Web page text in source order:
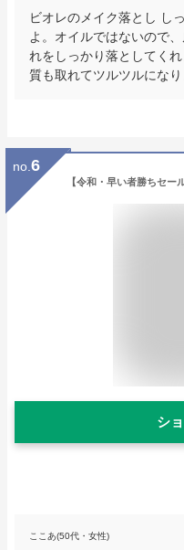
ビオレのメイク落とし し
よ。オイルではないので
れをしっかり落としてく
質も取れてツルツルになり
no. 6
シ
ここあ(50代・女性)